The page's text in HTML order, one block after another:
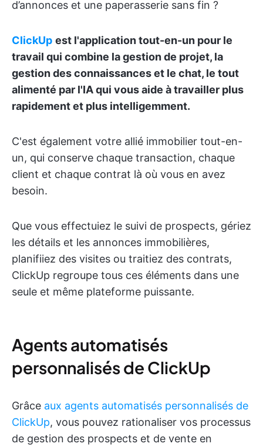
d’annonces et une paperasserie sans fin ?
ClickUp est l'application tout-en-un pour le
travail qui combine la gestion de projet, la
gestion des connaissances et le chat, le tout
alimenté par l'IA qui vous aide à travailler plus
rapidement et plus intelligemment.
C'est également votre allié immobilier tout-en-
un, qui conserve chaque transaction, chaque
client et chaque contrat là où vous en avez
besoin.
Que vous effectuiez le suivi de prospects, gériez
les détails et les annonces immobilières,
planifiiez des visites ou traitiez des contrats,
ClickUp regroupe tous ces éléments dans une
seule et même plateforme puissante.
Agents automatisés
personnalisés de ClickUp
Grâce aux agents automatisés personnalisés de
ClickUp, vous pouvez rationaliser vos processus
de gestion des prospects et de vente en